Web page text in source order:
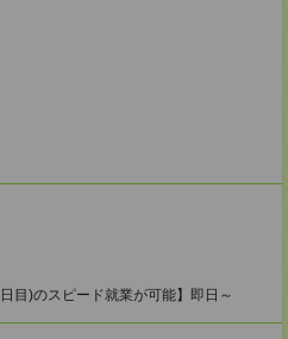
目)のスピード就業が可能】即日～